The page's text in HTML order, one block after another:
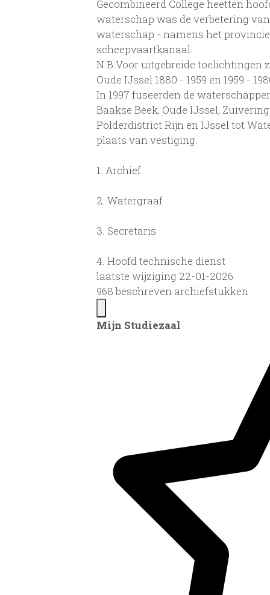
Gecombineerd College heetten
waterschap was de verbetering
waterschap - namens het
scheepvaartkanaal.
N.B.Voor uitgebreide toelichtingen
Oude IJssel 1880 - 1959 en 1959 -
In 1997 fuseerden de
Baakse Beek, Oude IJssel,
Polderdistrict Rijn en IJssel tot
plaats van vestiging.
1. Archief
2. Watergraaf
3. Secretaris
4. Hoofd technische dienst
laatste wijziging 22-01-2026
968 beschreven archiefstukken
Mijn Studiezaal